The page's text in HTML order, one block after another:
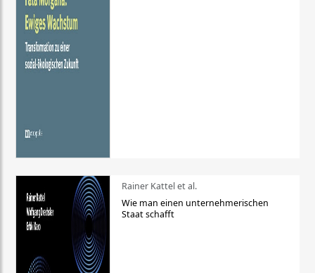
Rainer Kattel et al.
Wie man einen unternehmerischen
Staat schafft